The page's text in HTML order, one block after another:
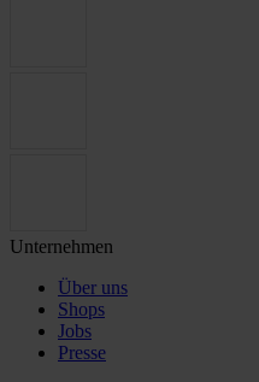
Unternehmen
Über uns
Shops
Jobs
Presse